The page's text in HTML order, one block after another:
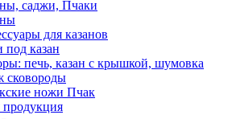
саджи, Пчаки
для казанов
под казан
печь, казан с крышкой, шумовка
сковороды
ножи Пчак
продукция